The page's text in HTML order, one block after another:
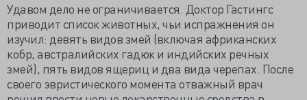
Удавом дело не ограничивается. Доктор Гастингс
приводит список животных, чьи испражнения он
изучил: девять видов змей (включая африканских
кобр, австралийских гадюк и индийских речных
змей), пять видов ящериц и два вида черепах. После
своего эвристического момента отважный врач